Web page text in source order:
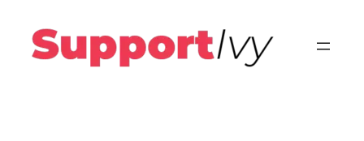
contenu